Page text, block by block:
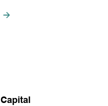
Capital